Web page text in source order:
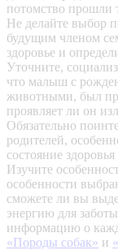
потомство прошли
Не делайте выбор
будущим членом
здоровье и
Уточните,
что малыш с
животными, был
проявляет ли он
Обязательно
родителей,
состояние
Изучите
особенности
сможете ли вы
энергию для
информацию о
«Породы собак» и